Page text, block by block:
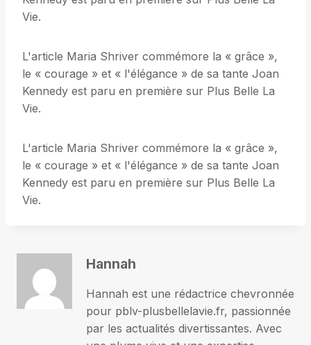
Vie.
L'article Maria Shriver commémore la « grâce »,
le « courage » et « l'élégance » de sa tante Joan
Kennedy est paru en première sur Plus Belle La
Vie.
L'article Maria Shriver commémore la « grâce »,
le « courage » et « l'élégance » de sa tante Joan
Kennedy est paru en première sur Plus Belle La
Vie.
Hannah
Hannah est une rédactrice chevronnée
pour pblv-plusbellelavie.fr, passionnée
par les actualités divertissantes. Avec